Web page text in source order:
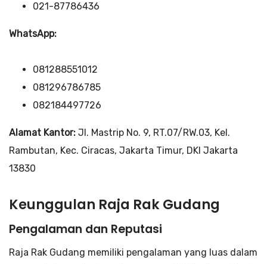
021-87786436
WhatsApp:
081288551012
081296786785
082184497726
Alamat Kantor: Jl. Mastrip No. 9, RT.07/RW.03, Kel.
Rambutan, Kec. Ciracas, Jakarta Timur, DKI Jakarta
13830
Keunggulan Raja Rak Gudang
Pengalaman dan Reputasi
Raja Rak Gudang memiliki pengalaman yang luas dalam